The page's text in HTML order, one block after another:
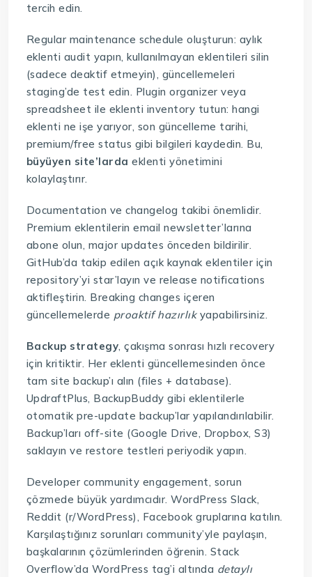
tercih edin.
Regular maintenance schedule oluşturun: aylık
eklenti audit yapın, kullanılmayan eklentileri silin
(sadece deaktif etmeyin), güncellemeleri
staging’de test edin. Plugin organizer veya
spreadsheet ile eklenti inventory tutun: hangi
eklenti ne işe yarıyor, son güncelleme tarihi,
premium/free status gibi bilgileri kaydedin. Bu,
büyüyen site’larda eklenti yönetimini
kolaylaştırır.
Documentation ve changelog takibi önemlidir.
Premium eklentilerin email newsletter’larına
abone olun, major updates önceden bildirilir.
GitHub’da takip edilen açık kaynak eklentiler için
repository’yi star’layın ve release notifications
aktifleştirin. Breaking changes içeren
güncellemelerde proaktif hazırlıkyapabilirsiniz.
Backup strategy, çakışma sonrası hızlı recovery
için kritiktir. Her eklenti güncellemesinden önce
tam site backup’ı alın (files + database).
UpdraftPlus, BackupBuddy gibi eklentilerle
otomatik pre-update backup’lar yapılandırılabilir.
Backup’ları off-site (Google Drive, Dropbox, S3)
saklayın ve restore testleri periyodik yapın.
Developer community engagement, sorun
çözmede büyük yardımcıdır. WordPress Slack,
Reddit (r/WordPress), Facebook gruplarına katılın.
Karşılaştığınız sorunları community’yle paylaşın,
başkalarının çözümlerinden öğrenin. Stack
Overflow’da WordPress tag’i altında detaylı